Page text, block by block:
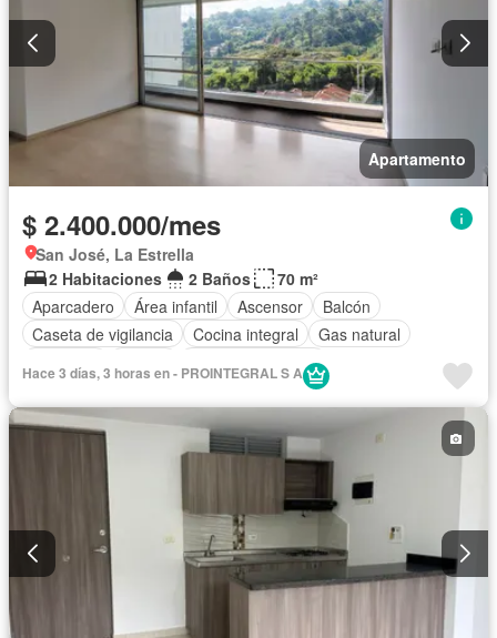
Apartamento
$ 2.400.000/mes
San José, La Estrella
2 Habitaciones
2 Baños
70 m²
Aparcadero
Área infantil Ascensor
Balcón
Caseta de vigilancia
Cocina integral
Gas natural
Seguridad privada
Hace 3 días, 3 horas en - PROINTEGRAL S A